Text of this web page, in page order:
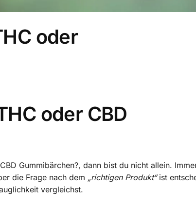
oder
oder CBD
Gummibärchen?, dann bist du nicht allein.
die Frage nach dem „richtigen Produkt“ist
vergleichst.